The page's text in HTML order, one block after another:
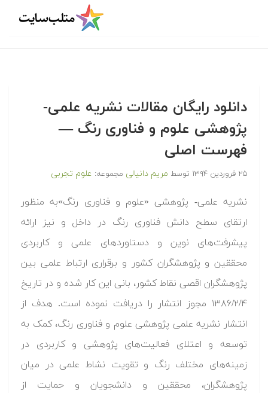
دانلود رایگان مقالات نشریه علمی-
پژوهشی علوم و فناوری رنگ —
فهرست اصلی
۲۵ فروردین ۱۳۹۴ توسط مریم دانیالی مجموعه: علوم تجربی
نشریه علمی- پژوهشی «علوم و فناوری رنگ»به منظور
ارتقای سطح دانش فناوری رنگ در داخل و نیز ارائه
پیشرفت‌های نوین و دستاوردهای علمی و کاربردی
محققین و پژوهشگران کشور و برقراری ارتباط علمی بین
پژوهشگران اقصی نقاط کشور، بانی این کار شده و در تاریخ
۱۳۸۶/۲/۴ مجوز انتشار را دریافت نموده است. هدف از
انتشار نشریه علمی پژوهشی علوم و فناوری رنگ، کمک به
توسعه و اعتلای فعالیت‌های پژوهشی و کاربردی در
زمینه‌های مختلف رنگ و تقویت نشاط علمی در میان
پژوهشگران، محققین و دانشجویان و حمایت از